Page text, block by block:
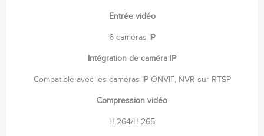
Entrée vidéo
6 caméras IP
Intégration de caméra IP
Compatible avec les caméras IP ONVIF, NVR sur RTSP
Compression vidéo
H.264/H.265